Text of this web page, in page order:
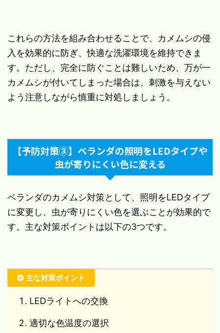
これらの方法を組み合わせることで、カメムシの侵
入を効果的に防ぎ、快適な洗濯環境を維持できま
す。ただし、完全に防ぐことは難しいため、万が一
カメムシが付いてしまった場合は、刺激を与えない
よう注意しながら慎重に対処しましょう。
【予防対策③】ベランダの照明をLEDタイプや
虫が寄りにくい色に変える
ベランダのカメムシ対策として、照明をLEDタイプ
に変更し、虫が寄りにくい色を選ぶことが効果的で
す。主な対策ポイントは以下の3つです。
主な対策ポイント
LEDライトへの交換
適切な色温度の選択